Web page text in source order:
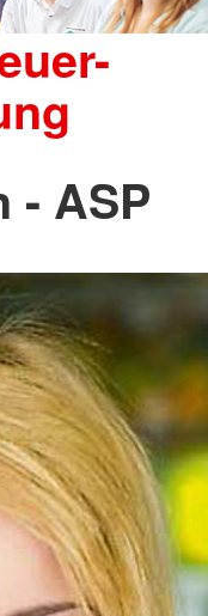
- ASP